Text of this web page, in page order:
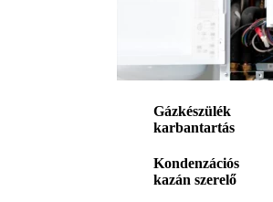
Gázkészülék
karbantartás
Kondenzációs
kazán szerelő